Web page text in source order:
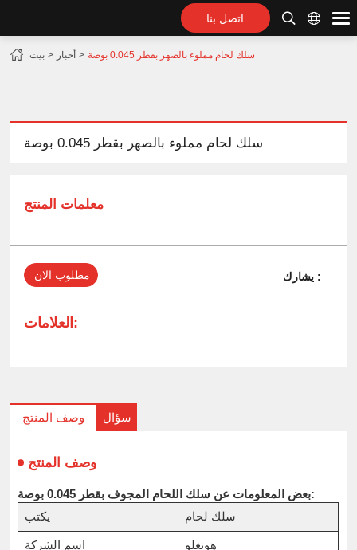
اتصل بنا
بيت أخبار سلك لحام مملوء بالصهر بقطر 0.045 بوصة
سلك لحام مملوء بالصهر بقطر 0.045 بوصة
معلمات المنتج
مطلوب الان يشارك :
العلامات:
وصف المنتج سؤال
وصف المنتج
بعض المعلومات عن سلك اللحام المجوف بقطر 0.045 بوصة:
يكتب
سلك لحام
اسم الشركة
هونغلو